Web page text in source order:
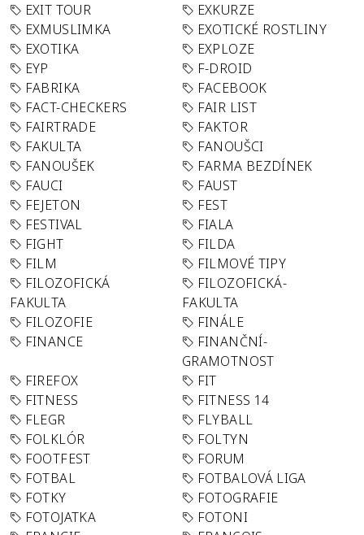
EXIT TOUR
EXKURZE
EXMUSLIMKA
EXOTICKÉ ROSTLINY
EXOTIKA
EXPLOZE
EYP
F-DROID
FABRIKA
FACEBOOK
FACT-CHECKERS
FAIR LIST
FAIRTRADE
FAKTOR
FAKULTA
FANOUŠCI
FANOUŠEK
FARMA BEZDÍNEK
FAUCI
FAUST
FEJETON
FEST
FESTIVAL
FIALA
FIGHT
FILDA
FILM
FILMOVÉ TIPY
FILOZOFICKÁ
FAKULTA
FILOZOFICKÁ-
FAKULTA
FILOZOFIE
FINÁLE
FINANCE
FINANČNÍ-
GRAMOTNOST
FIREFOX
FIT
FITNESS
FITNESS 14
FLEGR
FLYBALL
FOLKLÓR
FOLTYN
FOOTFEST
FORUM
FOTBAL
FOTBALOVÁ LIGA
FOTKY
FOTOGRAFIE
FOTOJATKA
FOTONI